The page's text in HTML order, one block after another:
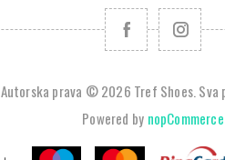
Autorska prava © 2026 Tref Shoes. Sva
Powered by nopCommerce